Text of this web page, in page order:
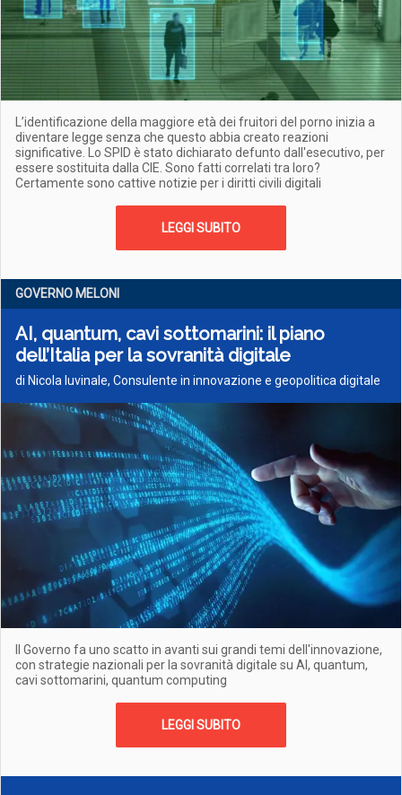
L’identificazione della maggiore età dei fruitori del porno inizia a
diventare legge senza che questo abbia creato reazioni
significative. Lo SPID è stato dichiarato defunto dall'esecutivo, per
essere sostituita dalla CIE. Sono fatti correlati tra loro?
Certamente sono cattive notizie per i diritti civili digitali
LEGGI SUBITO
GOVERNO MELONI
AI, quantum, cavi sottomarini: il piano
dell’Italia per la sovranità digitale
di Nicola Iuvinale, Consulente in innovazione e geopolitica digitale
Il Governo fa uno scatto in avanti sui grandi temi dell'innovazione,
con strategie nazionali per la sovranità digitale su AI, quantum,
cavi sottomarini, quantum computing
LEGGI SUBITO